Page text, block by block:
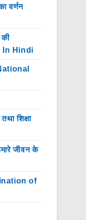
वर्णन
की
In Hindi
National
शिक्षा
जीवन के
of